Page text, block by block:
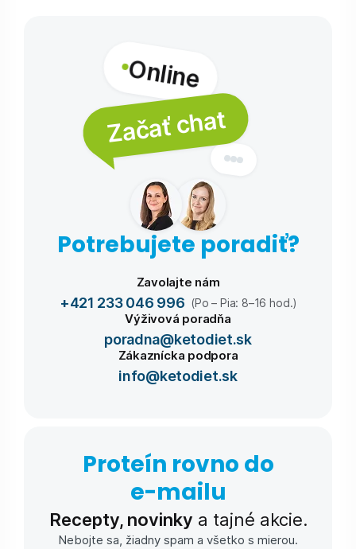
Online
Začať chat
Potrebujete poradiť?
Zavolajte nám
+421 233 046 996 (Po – Pia: 8–16 hod.)
Výživová poradňa
poradna@ketodiet.sk
Zákaznícka podpora
info@ketodiet.sk
Proteín rovno do
e-⁠mailu
Recepty, novinky a tajné akcie.
Nebojte sa, žiadny spam a všetko s mierou.